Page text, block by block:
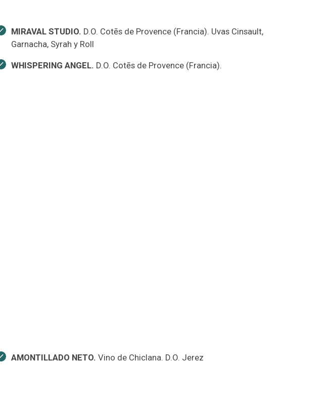
MIRAVAL STUDIO. D.O. Cotēs de Provence (Francia). Uvas Cinsault,
Garnacha, Syrah y Roll
WHISPERING ANGEL. D.O. Cotēs de Provence (Francia).
AMONTILLADO NETO. Vino de Chiclana. D.O. Jerez